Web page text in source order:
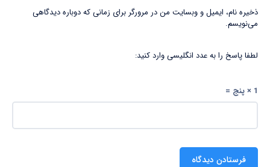
ذخیره نام، ایمیل و وبسایت من در مرورگر برای زمانی که دوباره دیدگاهی
می‌نویسم.
لطفا پاسخ را به عدد انگلیسی وارد کنید:
1 × پنج =